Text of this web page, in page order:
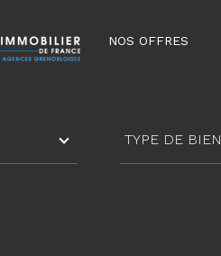
NOS OFFRES
de
bien
TYPE DE BIEN